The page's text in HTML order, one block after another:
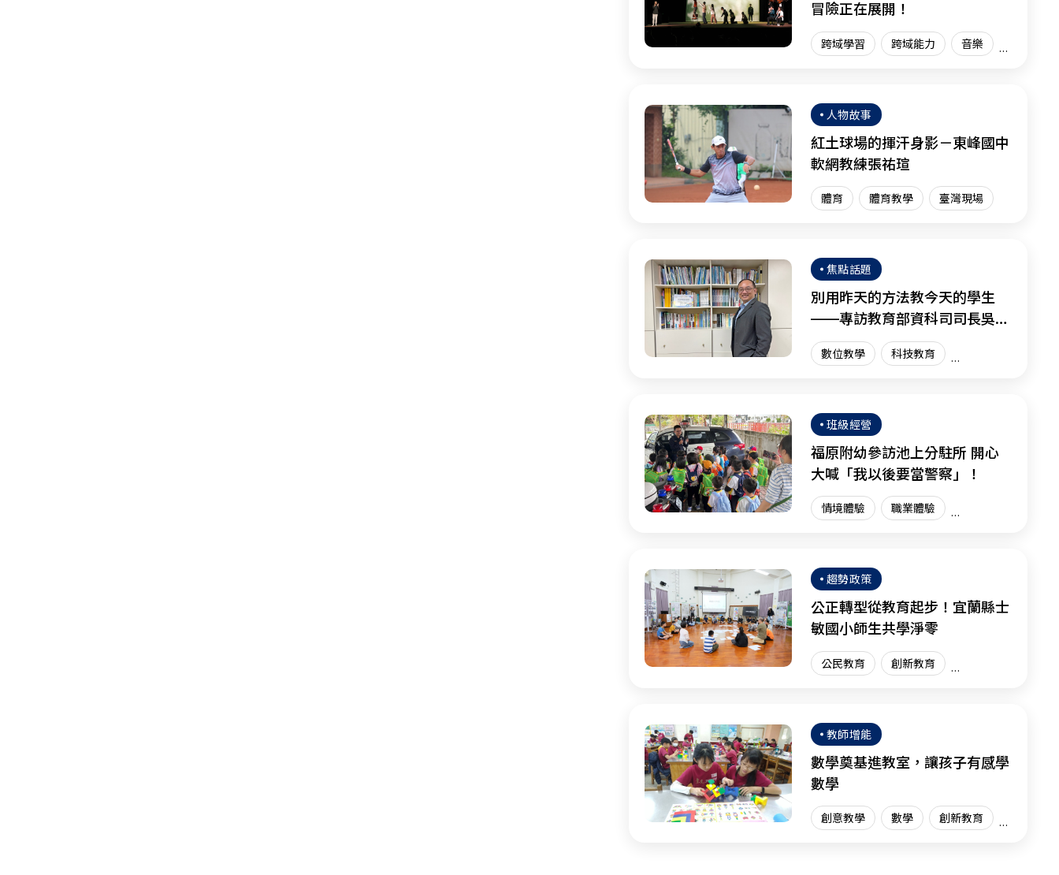
冒險正在展開！
跨域學習 跨域能力 音樂
人物故事
紅土球場的揮汗身影－東峰國中
軟網教練張祐瑄
體育 體育教學 臺灣現場
焦點話題
別用昨天的方法教今天的學生
——專訪教育部資科司司長吳穎
沺
數位教學 科技教育
臺灣現場
班級經營
福原附幼參訪池上分駐所 開心
大喊「我以後要當警察」！
情境體驗 職業體驗
臺灣現場
趨勢政策
公正轉型從教育起步！宜蘭縣士
敏國小師生共學淨零
公民教育 創新教育
教師增能
數學奠基進教室，讓孩子有感學
數學
創意教學 數學 創新教育